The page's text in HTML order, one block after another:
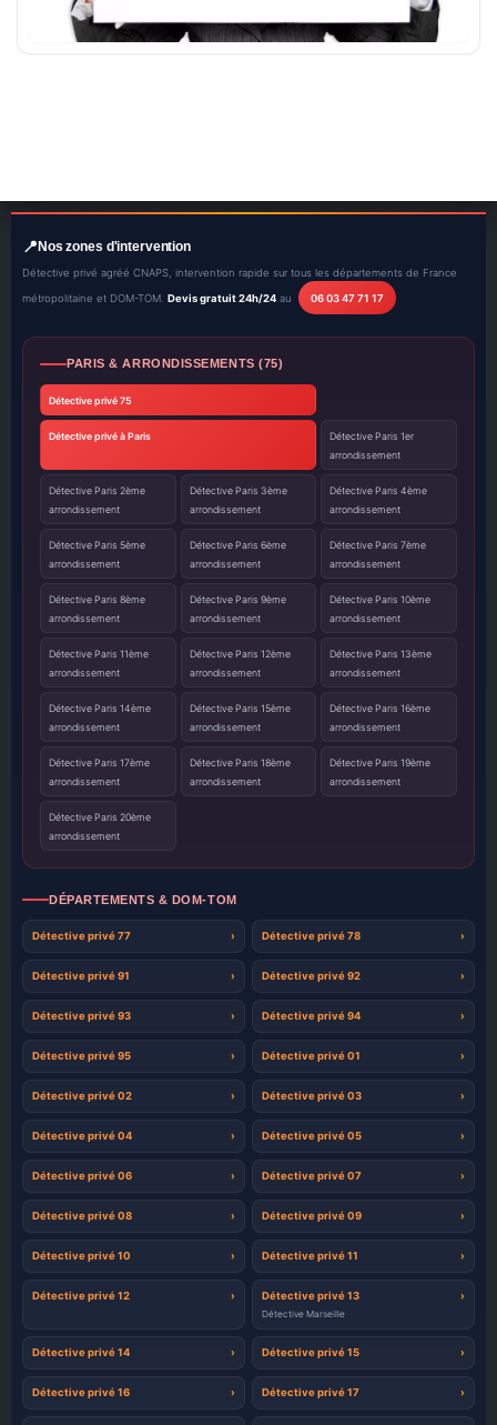
Nos zones d'intervention
Détective privé agréé CNAPS, intervention rapide sur tous les départements de France
métropolitaine et DOM-TOM. Devis gratuit 24h/24 au 06 03 47 71 17
PARIS & ARRONDISSEMENTS (75)
Détective privé 75
Détective privé à Paris
Détective Paris 1er
arrondissement
Détective Paris 2ème
arrondissement
Détective Paris 3ème
arrondissement
Détective Paris 4ème
arrondissement
Détective Paris 5ème
arrondissement
Détective Paris 6ème
arrondissement
Détective Paris 7ème
arrondissement
Détective Paris 8ème
arrondissement
Détective Paris 9ème
arrondissement
Détective Paris 10ème
arrondissement
Détective Paris 11ème
arrondissement
Détective Paris 12ème
arrondissement
Détective Paris 13ème
arrondissement
Détective Paris 14ème
arrondissement
Détective Paris 15ème
arrondissement
Détective Paris 16ème
arrondissement
Détective Paris 17ème
arrondissement
Détective Paris 18ème
arrondissement
Détective Paris 19ème
arrondissement
Détective Paris 20ème
arrondissement
DÉPARTEMENTS & DOM-TOM
Détective privé 77 Détective privé 78
Détective privé 91 Détective privé 92
Détective privé 93 Détective privé 94
Détective privé 95 Détective privé 01
Détective privé 02 Détective privé 03
Détective privé 04 Détective privé 05
Détective privé 06 Détective privé 07
Détective privé 08 Détective privé 09
Détective privé 10 Détective privé 11
Détective privé 12 Détective privé 13
Détective Marseille
Détective privé 14 Détective privé 15
Détective privé 16 Détective privé 17